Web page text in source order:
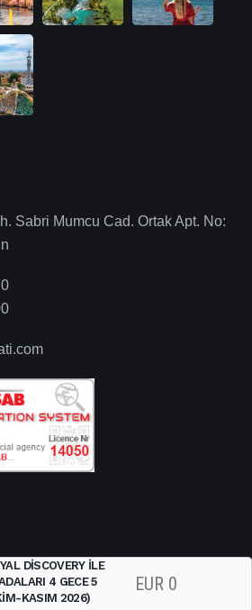
DISCOVERY ILE
4 GECE 5
KASIM 2026)
EUR 0
Sabri Mumcu Cad. Ortak Apt. No:
© 2025 All Right Reserved